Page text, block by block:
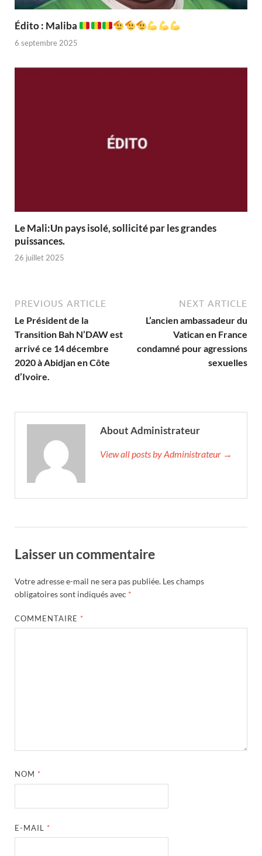
Édito : Maliba
6 septembre 2025
Le Mali:Un pays isolé, sollicité par les grandes
puissances.
26 juillet 2025
PREVIOUS ARTICLE
Le Président de la
Transition Bah N’DAW est
arrivé ce 14 décembre
2020 à Abidjan en Côte
d’Ivoire.
NEXT ARTICLE
L’ancien ambassadeur du
Vatican en France
condamné pour agressions
sexuelles
About Administrateur
View all posts by Administrateur →
Laisser un commentaire
Votre adresse e-mail ne sera pas publiée. Les champs
obligatoires sont indiqués avec *
COMMENTAIRE *
NOM *
E-MAIL *